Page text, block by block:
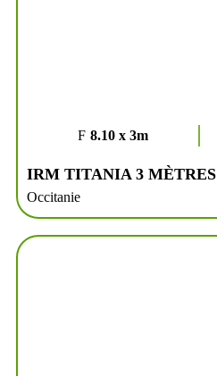
8.10 x 3m
IRM TITANIA 3 MÈTRES
Occitanie